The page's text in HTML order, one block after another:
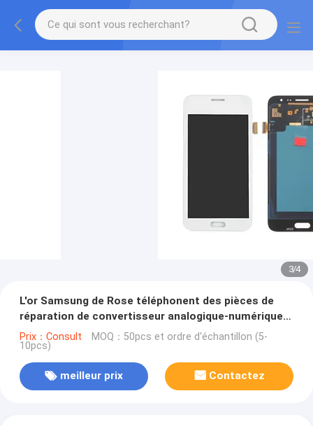
3/4
L'or Samsung de Rose téléphonent des pièces de
réparation de convertisseur analogique-numérique
d'écran tactile de l'écran J3 J320 d'affichage à
cristaux liquides
Prix：Consult MOQ：50pcs et ordre d'échantillon (5-
10pcs)
meilleur prix Contactez